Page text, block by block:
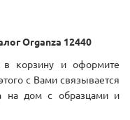
Organza 12440
в корзину и оформите
с Вами связывается
на дом с образцами и